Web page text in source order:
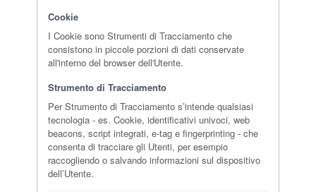
Cookie
I Cookie sono Strumenti di Tracciamento che
consistono in piccole porzioni di dati conservate
all'interno del browser dell'Utente.
Strumento di Tracciamento
Per Strumento di Tracciamento s’intende qualsiasi
tecnologia - es. Cookie, identificativi univoci, web
beacons, script integrati, e-tag e fingerprinting - che
consenta di tracciare gli Utenti, per esempio
raccogliendo o salvando informazioni sul dispositivo
dell’Utente.